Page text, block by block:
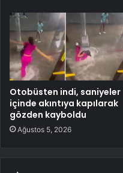
Otobüsten indi, saniyeler
içinde akıntıya kapılarak
gözden kayboldu
Ağustos 5, 2026